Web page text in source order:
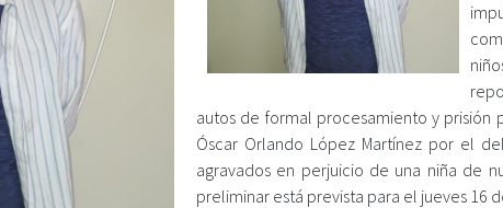
autos de formal procesamiento y prisión
Óscar Orlando López Martínez por el
agravados en perjuicio de una niña de
preliminar está prevista para el jueves 16